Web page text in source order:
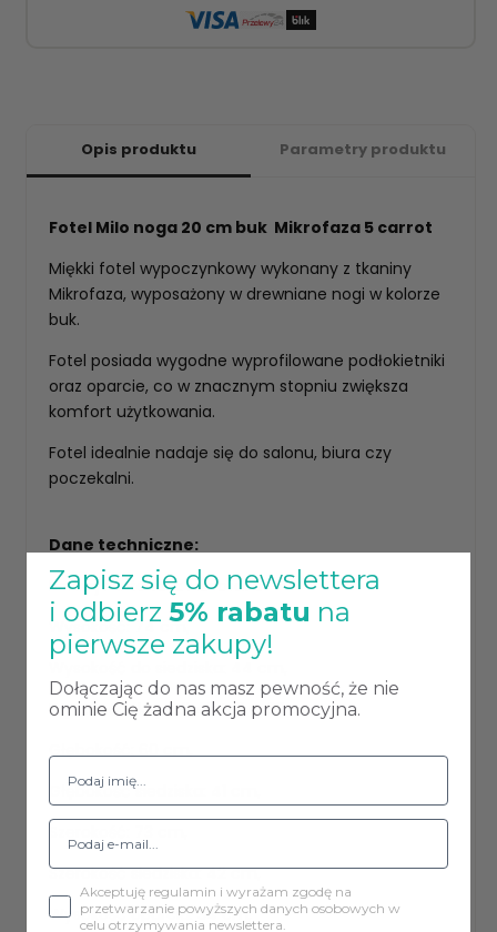
Opis produktu Parametry produktu
Fotel Milo noga 20 cm buk Mikrofaza 5 carrot
Miękki fotel wypoczynkowy wykonany z tkaniny
Mikrofaza, wyposażony w drewniane nogi w kolorze
buk.
Fotel posiada wygodne wyprofilowane podłokietniki
oraz oparcie, co w znacznym stopniu zwiększa
komfort użytkowania.
Fotel idealnie nadaje się do salonu, biura czy
poczekalni.
Dane techniczne:
Rodzaj materiału: Mikrofaza
Wysokość: 74 cm,
Wysokość do podłokietnika: 63 cm,
Głębokość: 60 cm,
Głębokość siedziska: 41 cm,
Szerokość siedziska: 42 cm,
Wysokość oparcia: 34 cm,
Zapisz się do newslettera
i odbierz 5% rabatu na
pierwsze zakupy!
Dołączając do nas masz pewność, że nie
ominie Cię żadna akcja promocyjna.
Akceptuję regulamin i wyrażam zgodę na
przetwarzanie powyższych danych osobowych w
celu otrzymywania newslettera.